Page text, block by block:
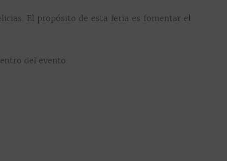
El propósito de esta feria es fomentar el
del evento.